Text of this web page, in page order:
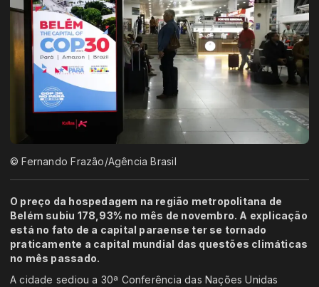
© Fernando Frazão/Agência Brasil
O preço da hospedagem na região metropolitana de
Belém subiu 178,93% no mês de novembro. A explicação
está no fato de a capital paraense ter se tornado
praticamente a capital mundial das questões climáticas
no mês passado.
A cidade sediou a 30ª Conferência das Nações Unidas